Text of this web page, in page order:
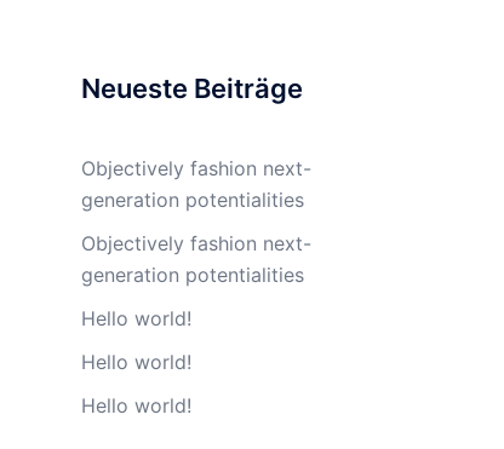
Neueste Beiträge
Objectively fashion next-
generation potentialities
Objectively fashion next-
generation potentialities
Hello world!
Hello world!
Hello world!